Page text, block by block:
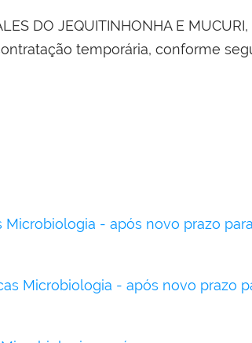
DO JEQUITINHONHA E
temporária, conforme
Microbiologia - após novo prazo
Microbiologia - após novo prazo